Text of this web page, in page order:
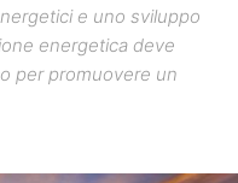
e uno sviluppo
energetica deve
per promuovere un